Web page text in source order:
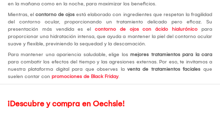
en la mañana como en la noche, para maximizar los beneficios.
Mientras, el contorno de ojos está elaborado con ingredientes que respetan la fragilidad
del contorno ocular, proporcionando un tratamiento delicado pero eficaz. Su
presentación más vendida es el contorno de ojos con ácido hialurónico para
proporcionar una hidratación intensa, que ayuda a mantener la piel del contorno ocular
suave y flexible, previniendo la sequedad y la descamación.
Para mantener una apariencia saludable, elige los mejores tratamientos para la cara
para combatir los efectos del tiempo y las agresiones externas. Por eso, te invitamos a
nuestra plataforma digital para que observes la venta de tratamientos faciales que
suelen contar con promociones de Black Friday.
¡Descubre y compra en Oechsle!